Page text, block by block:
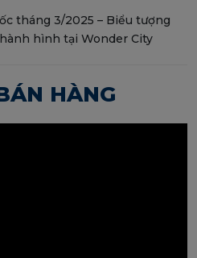
tháng 3/2025 – Biểu tượng
hình tại Wonder City
HÀNG